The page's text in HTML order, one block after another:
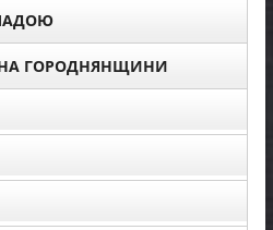
ГОРОДНЯНЩИНИ